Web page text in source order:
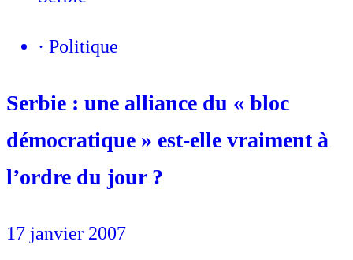
· Politique
Serbie : une alliance du « bloc
démocratique » est-elle vraiment à
l’ordre du jour ?
17 janvier 2007